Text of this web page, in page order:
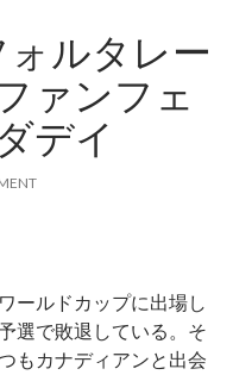
ォルタレー
ァンフェ
デイ
ールドカップに出場し
選で敗退している。そ
もカナディアンと出会